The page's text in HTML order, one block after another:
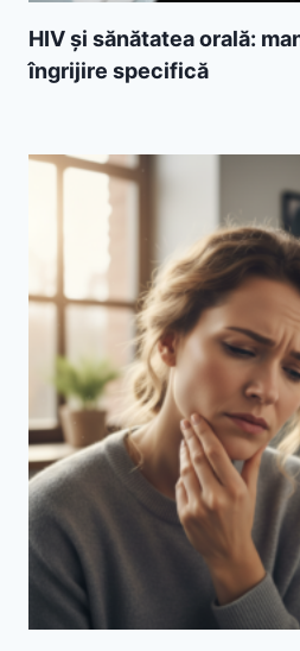
HIV și sănătatea orală:
îngrijire specifică